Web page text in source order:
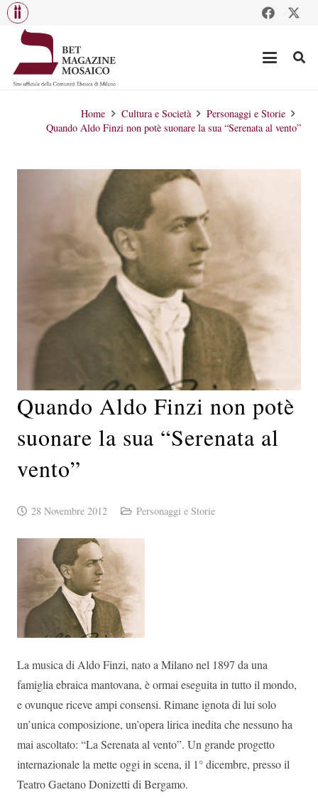
Home Cultura e Società
Personaggi e Storie
Quando Aldo Finzi non potè suonare la sua “Serenata al vento”
Quando Aldo Finzi non potè
suonare la sua “Serenata al
vento”
28 Novembre 2012 Personaggi e Storie
La musica di Aldo Finzi, nato a Milano nel 1897 da una
famiglia ebraica mantovana, è ormai eseguita in tutto il mondo,
e ovunque riceve ampi consensi. Rimane ignota di lui solo
un’unica composizione, un’opera lirica inedita che nessuno ha
mai ascoltato: “La Serenata al vento”. Un grande progetto
internazionale la mette oggi in scena, il 1° dicembre, presso il
Teatro Gaetano Donizetti di Bergamo.